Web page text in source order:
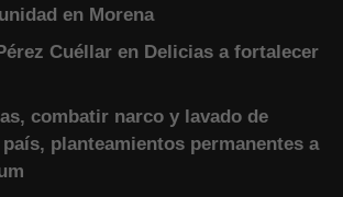
en Morena
Cuéllar en Delicias a fortalecer
combatir narco y lavado de
planteamientos permanentes a